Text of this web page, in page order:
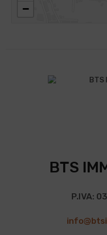
−
BTS
P.IVA: